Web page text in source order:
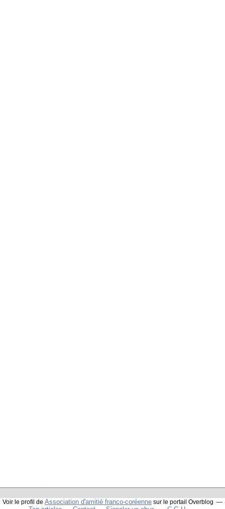
Voir le profil de Association d'amitié franco-coréenne sur le portail Overblog